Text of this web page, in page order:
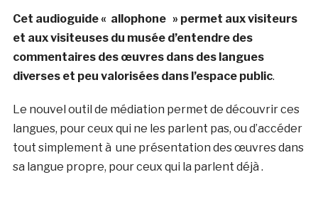
Cet audioguide « allophone » permet aux visiteurs
et aux visiteuses du musée d’entendre des
commentaires des œuvres dans des langues
diverses et peu valorisées dans l’espace public.
Le nouvel outil de médiation permet de découvrir ces
langues, pour ceux qui ne les parlent pas, ou d’accéder
tout simplement à une présentation des œuvres dans
sa langue propre, pour ceux qui la parlent déjà .